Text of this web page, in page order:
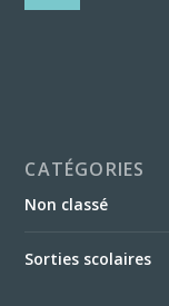
CATÉGORIES
Non classé
Sorties scolaires